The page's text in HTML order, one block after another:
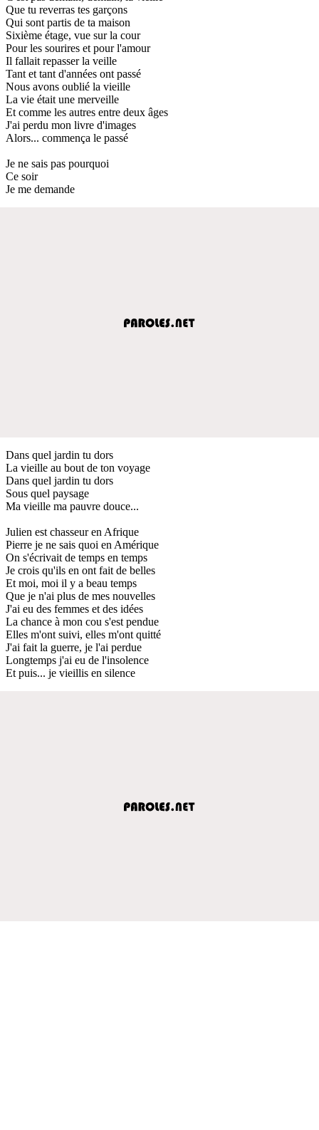
Que tu reverras tes garçons
Qui sont partis de ta maison
Sixième étage, vue sur la cour
Pour les sourires et pour l'amour
Il fallait repasser la veille
Tant et tant d'années ont passé
Nous avons oublié la vieille
La vie était une merveille
Et comme les autres entre deux âges
J'ai perdu mon livre d'images
Alors... commença le passé
Je ne sais pas pourquoi
Ce soir
Je me demande
Dans quel jardin tu dors
La vieille au bout de ton voyage
Dans quel jardin tu dors
Sous quel paysage
Ma vieille ma pauvre douce...
Julien est chasseur en Afrique
Pierre je ne sais quoi en Amérique
On s'écrivait de temps en temps
Je crois qu'ils en ont fait de belles
Et moi, moi il y a beau temps
Que je n'ai plus de mes nouvelles
J'ai eu des femmes et des idées
La chance à mon cou s'est pendue
Elles m'ont suivi, elles m'ont quitté
J'ai fait la guerre, je l'ai perdue
Longtemps j'ai eu de l'insolence
Et puis... je vieillis en silence